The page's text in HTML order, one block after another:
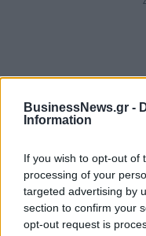
BusinessNews.gr -
Information
If you wish to opt-out of
processing of your
targeted advertising by
section to confirm your
opt-out request is
ΡΟΗ ΕΙΔΗΣΕΩΝ